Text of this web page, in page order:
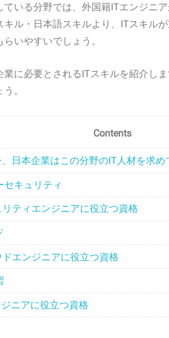
ている分野では、外国籍ITエンジニ
キル・日本語スキルより、ITスキル
いやすいでしょう。
業に必要とされるITスキルを紹介し
。
Contents
日本企業はこの分野のIT人材を求め
セキュリティ
リティエンジニアに役立つ資格
ドエンジニアに役立つ資格
ニアに役立つ資格